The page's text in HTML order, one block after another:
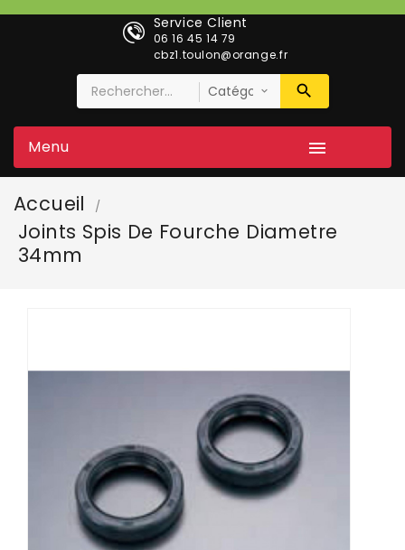
Service Client
06 16 45 14 79
cbz1.toulon@orange.fr

Menu
Accueil
Joints Spis De Fourche Diametre
34mm